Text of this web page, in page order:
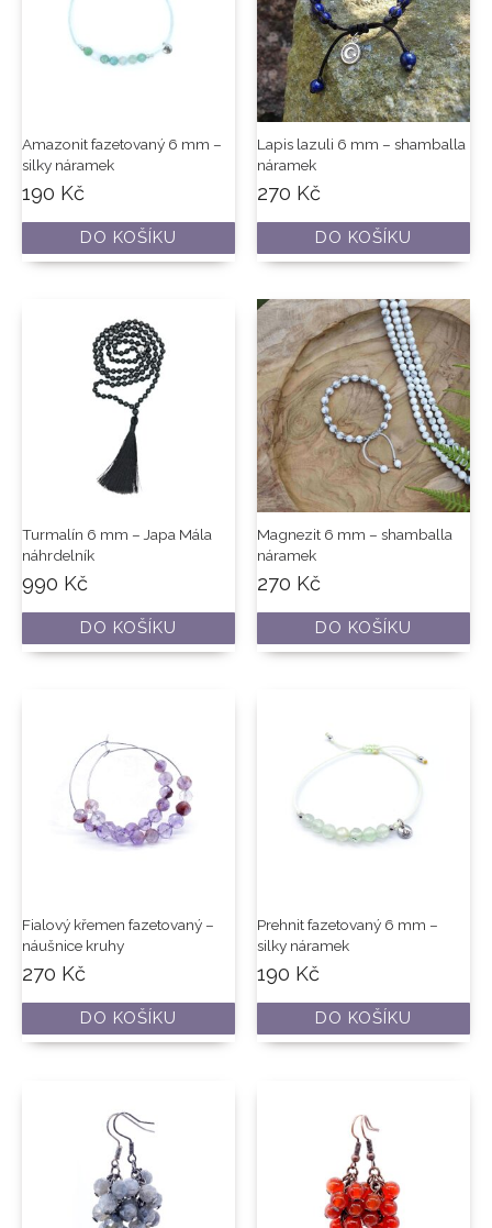
Amazonit fazetovaný 6 mm –
silky náramek
190 Kč
DO KOŠÍKU
Lapis lazuli 6 mm – shamballa
náramek
270 Kč
DO KOŠÍKU
Turmalín 6 mm – Japa Mála
náhrdelník
990 Kč
DO KOŠÍKU
Magnezit 6 mm – shamballa
náramek
270 Kč
DO KOŠÍKU
Fialový křemen fazetovaný –
náušnice kruhy
270 Kč
DO KOŠÍKU
Prehnit fazetovaný 6 mm –
silky náramek
190 Kč
DO KOŠÍKU